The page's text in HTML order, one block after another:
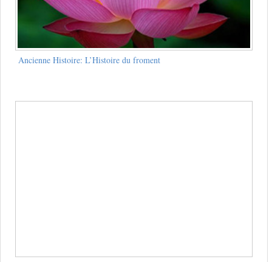
Ancienne Histoire: L’Histoire du froment